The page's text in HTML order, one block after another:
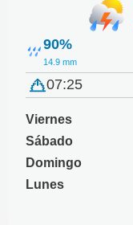
90%
14.9 mm
07:25
Viernes
Sábado
Domingo
Lunes